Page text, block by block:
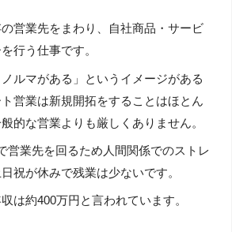
営業先をまわり、自社商品・サービ
行う仕事です。
ノルマがある」というイメージがある
営業は新規開拓をすることはほとん
的な営業よりも厳しくありません。
営業先を回るため人間関係でのストレ
祝が休みで残業は少ないです。
は約400万円と言われています。